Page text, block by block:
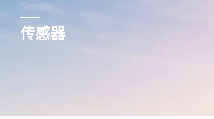
Sensor
传感器